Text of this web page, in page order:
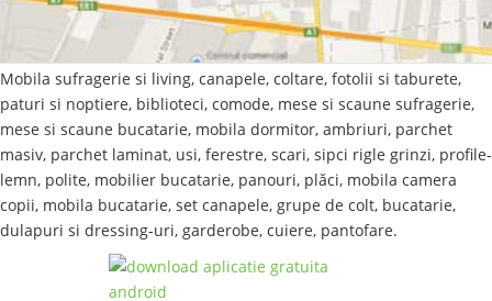
Mobila sufragerie si living, canapele, coltare, fotolii si taburete,
paturi si noptiere, biblioteci, comode, mese si scaune sufragerie,
mese si scaune bucatarie, mobila dormitor, ambriuri, parchet
masiv, parchet laminat, usi, ferestre, scari, sipci rigle grinzi, profile-
lemn, polite, mobilier bucatarie, panouri, plăci, mobila camera
copii, mobila bucatarie, set canapele, grupe de colt, bucatarie,
dulapuri si dressing-uri, garderobe, cuiere, pantofare.